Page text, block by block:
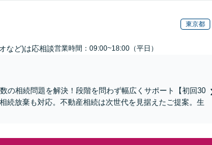
東京都
など)は応相談営業時間：09:00~18:00（平日）
の相続問題を解決！段階を問わず幅広くサポート【初回30
続放棄も対応。不動産相続は次世代を見据えたご提案。生